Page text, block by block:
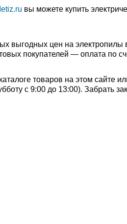
вы можете купить
выгодных цен на электропилы
покупателей — оплата по
товаров на этом
с 9:00 до 13:00). Забрать